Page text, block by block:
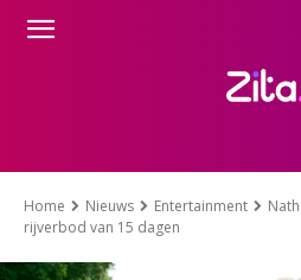
Home Nieuws Entertainment
rijverbod van 15 dagen